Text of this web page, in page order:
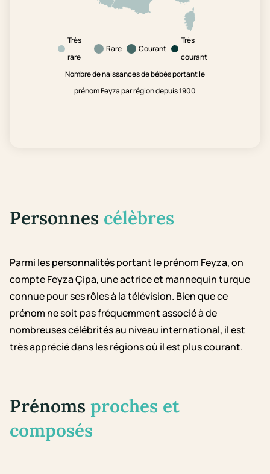
Très
rare
Rare Courant
Très
courant
Nombre de naissances de bébés portant le
prénom Feyza par région depuis 1900
Personnes célèbres
Parmi les personnalités portant le prénom Feyza, on
compte Feyza Çipa, une actrice et mannequin turque
connue pour ses rôles à la télévision. Bien que ce
prénom ne soit pas fréquemment associé à de
nombreuses célébrités au niveau international, il est
très apprécié dans les régions où il est plus courant.
Prénoms proches et
composés